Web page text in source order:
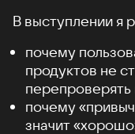
В выступлении я
почему
продуктов не
почему
значит